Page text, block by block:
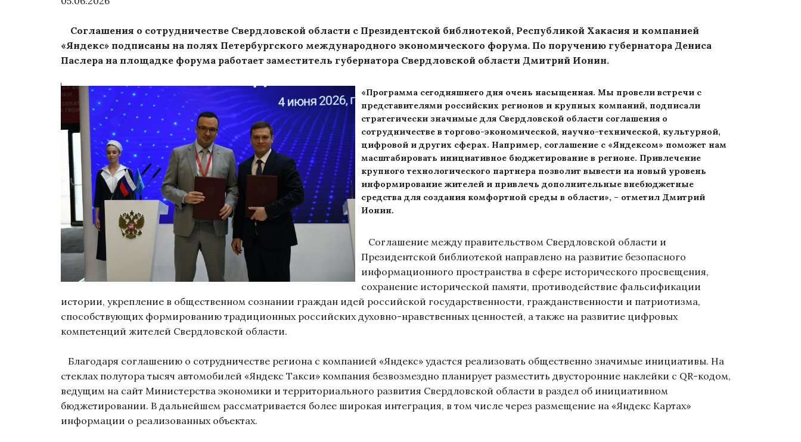
Соглашения о сотрудничестве Свердловской области с Президентской библиотекой, Республикой Хакасия и компанией
«Яндекс» подписаны на полях Петербургского международного экономического форума. По поручению губернатора Дениса
Паслера на площадке форума работает заместитель губернатора Свердловской области Дмитрий Ионин.
«Программа сегодняшнего дня очень насыщенная. Мы провели встречи с
представителями российских регионов и крупных компаний, подписали
стратегически значимые для Свердловской области соглашения о
сотрудничестве в торгово-экономической, научно-технической, культурной,
цифровой и других сферах. Например, соглашение с «Яндексом» поможет нам
масштабировать инициативное бюджетирование в регионе. Привлечение
крупного технологического партнера позволит вывести на новый уровень
информирование жителей и привлечь дополнительные внебюджетные
средства для создания комфортной среды в области», – отметил Дмитрий
Ионин.
Соглашение между правительством Свердловской области и
Президентской библиотекой направлено на развитие безопасного
информационного пространства в сфере исторического просвещения,
сохранение исторической памяти, противодействие фальсификации
истории, укрепление в общественном сознании граждан идей российской государственности, гражданственности и патриотизма,
способствующих формированию традиционных российских духовно-нравственных ценностей, а также на развитие цифровых
компетенций жителей Свердловской области.
Благодаря соглашению о сотрудничестве региона с компанией «Яндекс» удастся реализовать общественно значимые инициативы. На
стеклах полутора тысяч автомобилей «Яндекс Такси» компания безвозмездно планирует разместить двусторонние наклейки с QR-кодом,
ведущим на сайт Министерства экономики и территориального развития Свердловской области в раздел об инициативном
бюджетировании. В дальнейшем рассматривается более широкая интеграция, в том числе через размещение на «Яндекс Картах»
информации о реализованных объектах.